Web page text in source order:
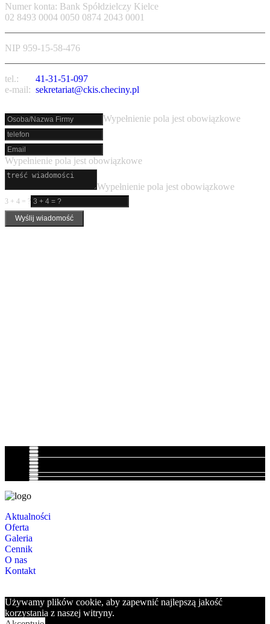
Numer konta: Bank Spółdzielczy Kielce
02 8493 0004 0050 0874 2043 0001
NIP 959-15-58-476
tel.: 41-31-51-097
e-mail: sekretariat@ckis.checiny.pl
Wypełnienie pola jest obowiązkowe
Wypełnienie pola jest obowiązkowe
Wypełnienie pola jest obowiązkowe
3 + 4 = ?
Wyślij wiadomość
Aktualności
Oferta
Galeria
Cennik
O nas
Kontakt
Używamy plików cookie, aby zapewnić najlepszą jakość
korzystania z naszej witryny.